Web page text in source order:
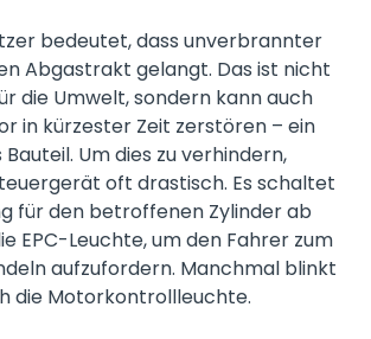
bedeutet, dass unverbrannter
Abgastrakt gelangt. Das ist nicht
die Umwelt, sondern kann auch
in kürzester Zeit zerstören – ein
Um dies zu verhindern,
oft drastisch. Es schaltet
für den betroffenen Zylinder ab
EPC-Leuchte, um den Fahrer zum
aufzufordern. Manchmal blinkt
die Motorkontrollleuchte.